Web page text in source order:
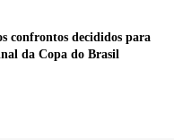
confrontos decididos para
da Copa do Brasil